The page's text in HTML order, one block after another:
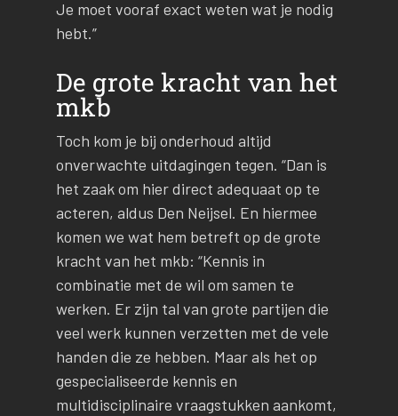
Je moet vooraf exact weten wat je nodig
hebt.”
De grote kracht van het
mkb
Toch kom je bij onderhoud altijd
onverwachte uitdagingen tegen. “Dan is
het zaak om hier direct adequaat op te
acteren, aldus Den Neijsel. En hiermee
komen we wat hem betreft op de grote
kracht van het mkb: “Kennis in
combinatie met de wil om samen te
werken. Er zijn tal van grote partijen die
veel werk kunnen verzetten met de vele
handen die ze hebben. Maar als het op
gespecialiseerde kennis en
multidisciplinaire vraagstukken aankomt,